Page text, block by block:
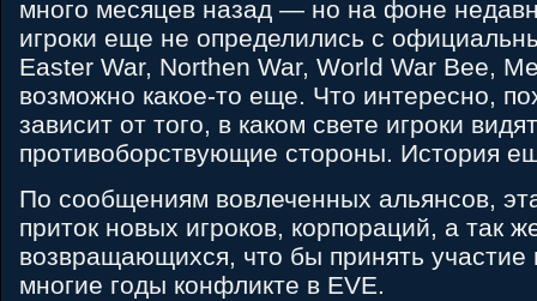
много месяцев назад — но на фоне
игроки еще не определились с
Easter War, Northen War, World War Bee,
возможно какое-то еще. Что интересно,
зависит от того, в каком свете игроки видят
противоборствующие стороны. История
По сообщениям вовлеченных альянсов,
приток новых игроков, корпораций, а так
возвращающихся, что бы принять участие
многие годы конфликте в EVE.